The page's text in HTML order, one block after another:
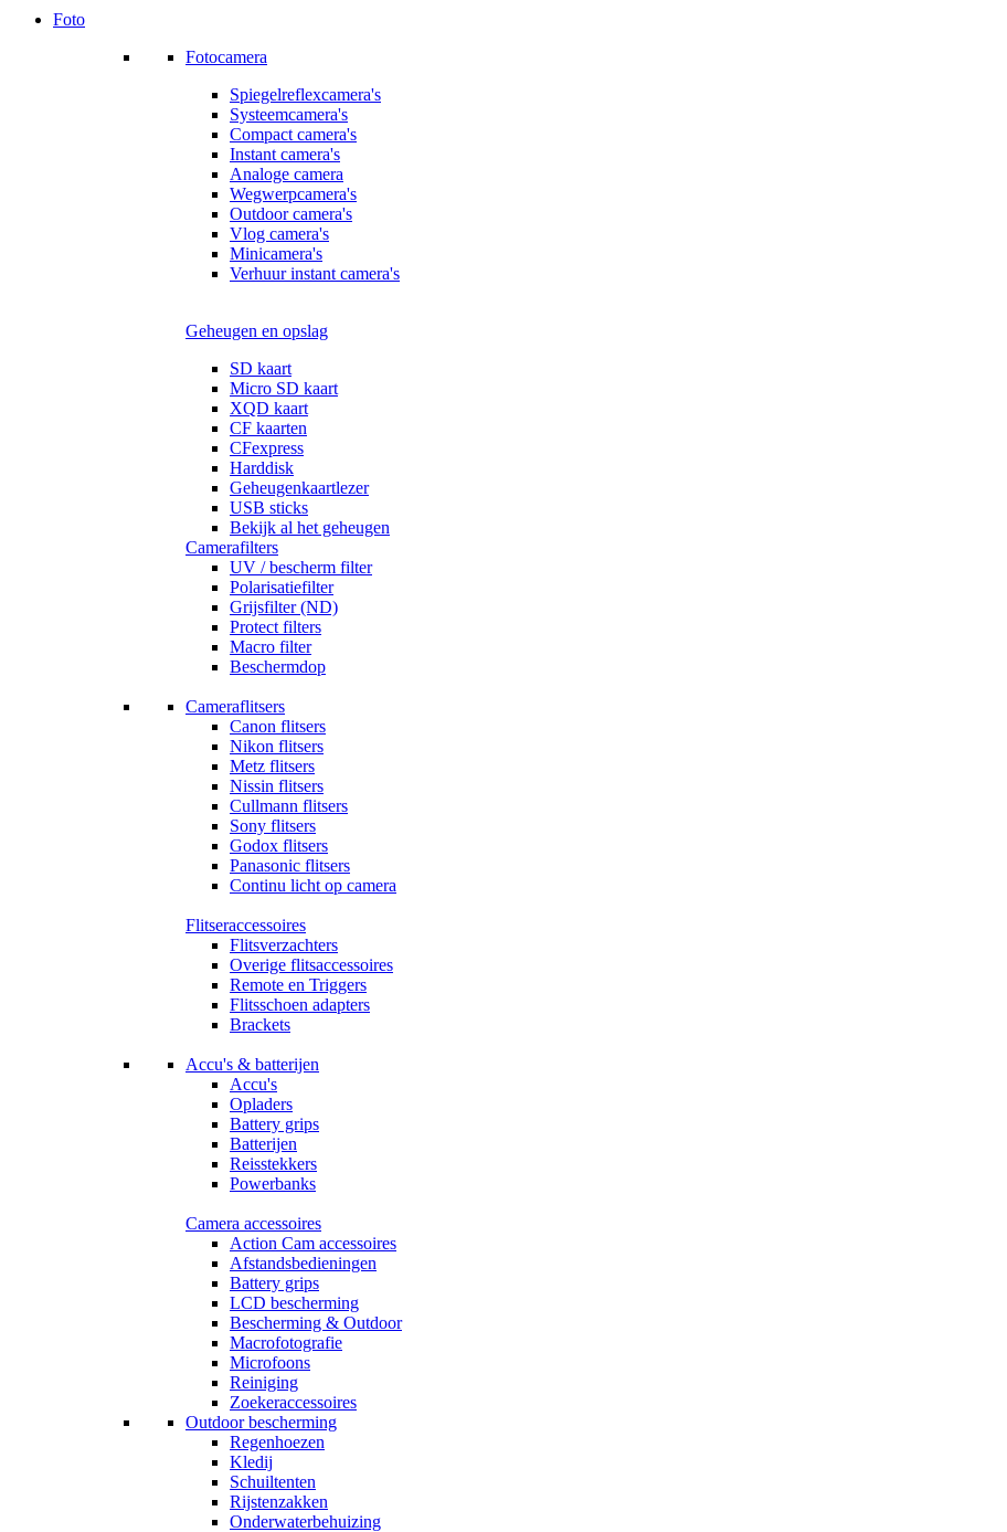
Foto
Fotocamera
Spiegelreflexcamera's
Systeemcamera's
Compact camera's
Instant camera's
Analoge camera
Wegwerpcamera's
Outdoor camera's
Vlog camera's
Minicamera's
Verhuur instant camera's
Geheugen en opslag
SD kaart
Micro SD kaart
XQD kaart
CF kaarten
CFexpress
Harddisk
Geheugenkaartlezer
USB sticks
Bekijk al het geheugen
Camerafilters
UV / bescherm filter
Polarisatiefilter
Grijsfilter (ND)
Protect filters
Macro filter
Beschermdop
Cameraflitsers
Canon flitsers
Nikon flitsers
Metz flitsers
Nissin flitsers
Cullmann flitsers
Sony flitsers
Godox flitsers
Panasonic flitsers
Continu licht op camera
Flitseraccessoires
Flitsverzachters
Overige flitsaccessoires
Remote en Triggers
Flitsschoen adapters
Brackets
Accu's & batterijen
Accu's
Opladers
Battery grips
Batterijen
Reisstekkers
Powerbanks
Camera accessoires
Action Cam accessoires
Afstandsbedieningen
Battery grips
LCD bescherming
Bescherming & Outdoor
Macrofotografie
Microfoons
Reiniging
Zoekeraccessoires
Outdoor bescherming
Regenhoezen
Kledij
Schuiltenten
Rijstenzakken
Onderwaterbehuizing